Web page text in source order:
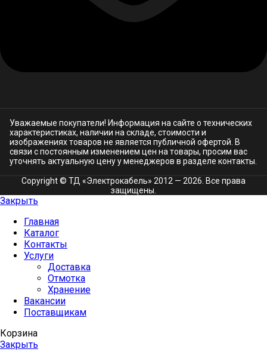
Уважаемые покупатели! Информация на сайте о технических
характеристиках, наличии на складе, стоимости и
изображениях товаров не является публичной офертой. В
связи с постоянным изменением цен на товары, просим вас
уточнять актуальную цену у менеджеров в разделе контакты.
Copyright © ТД «Электрокабель»​ 2012 — 2026. Все права
защищены.
Закрыть
Главная
Каталог
Контакты
Услуги
Доставка
Отмотка
Хранение
Вакансии
Поставщикам
Корзина
Закрыть